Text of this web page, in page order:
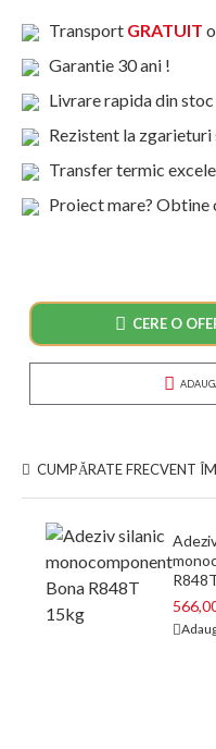
Transport GRATUIT
Garantie 30 ani !
Livrare rapida din
Rezistent la zgarieturi
Transfer termic
Proiect mare? Obtine
CERE O
CUMPĂRATE FRECVENT